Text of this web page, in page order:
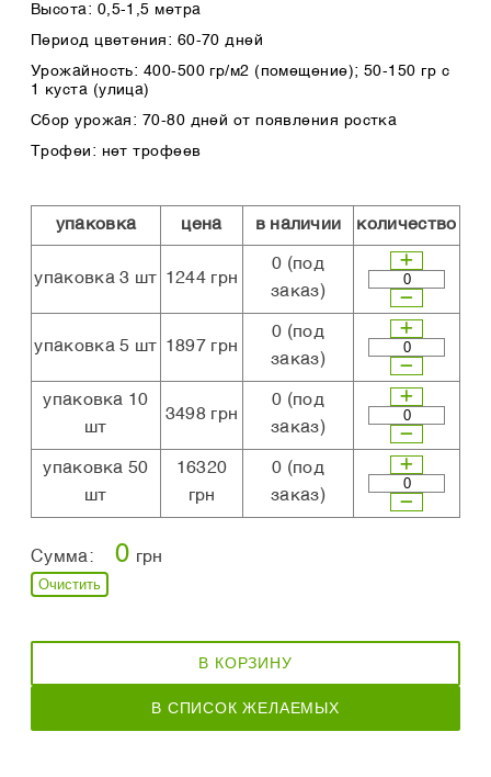
Высота: 0,5-1,5 метра
Период цветения: 60-70 дней
Урожайность: 400-500 гр/м2 (помещение); 50-150 гр с
1 куста (улица)
Сбор урожая: 70-80 дней от появления ростка
Трофеи: нет трофеев
упаковка цена в наличии количество
упаковка 3 шт 1244 грн
0 (под
заказ)
упаковка 5 шт 1897 грн
0 (под
заказ)
упаковка 10
шт
3498 грн
0 (под
заказ)
упаковка 50
шт
16320
грн
0 (под
заказ)
Сумма: 0 грн
Очистить
В КОРЗИНУ
В СПИСОК ЖЕЛАЕМЫХ